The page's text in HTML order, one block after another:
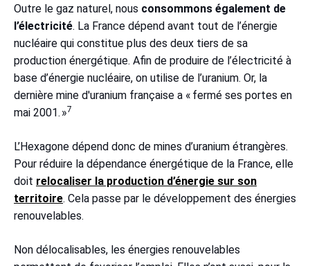
Outre le gaz naturel, nous consommons également de
l’électricité. La France dépend avant tout de l’énergie
nucléaire qui constitue plus des deux tiers de sa
production énergétique. Afin de produire de l’électricité à
base d’énergie nucléaire, on utilise de l’uranium. Or, la
dernière mine d'uranium française a « fermé ses portes en
mai 2001. »7
L’Hexagone dépend donc de mines d’uranium étrangères.
Pour réduire la dépendance énergétique de la France, elle
doit relocaliser la production d’énergie sur son
territoire. Cela passe par le développement des énergies
renouvelables.
Non délocalisables, les énergies renouvelables